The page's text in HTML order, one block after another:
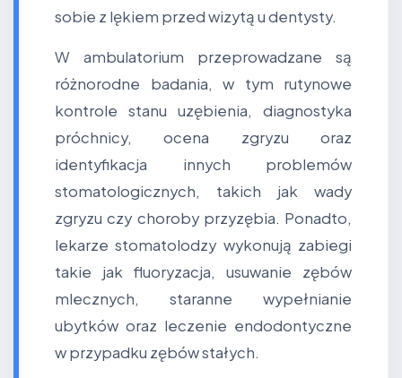
sobie z lękiem przed wizytą u dentysty.
W ambulatorium przeprowadzane są
różnorodne badania, w tym rutynowe
kontrole stanu uzębienia, diagnostyka
próchnicy, ocena zgryzu oraz
identyfikacja innych problemów
stomatologicznych, takich jak wady
zgryzu czy choroby przyzębia. Ponadto,
lekarze stomatolodzy wykonują zabiegi
takie jak fluoryzacja, usuwanie zębów
mlecznych, staranne wypełnianie
ubytków oraz leczenie endodontyczne
w przypadku zębów stałych.